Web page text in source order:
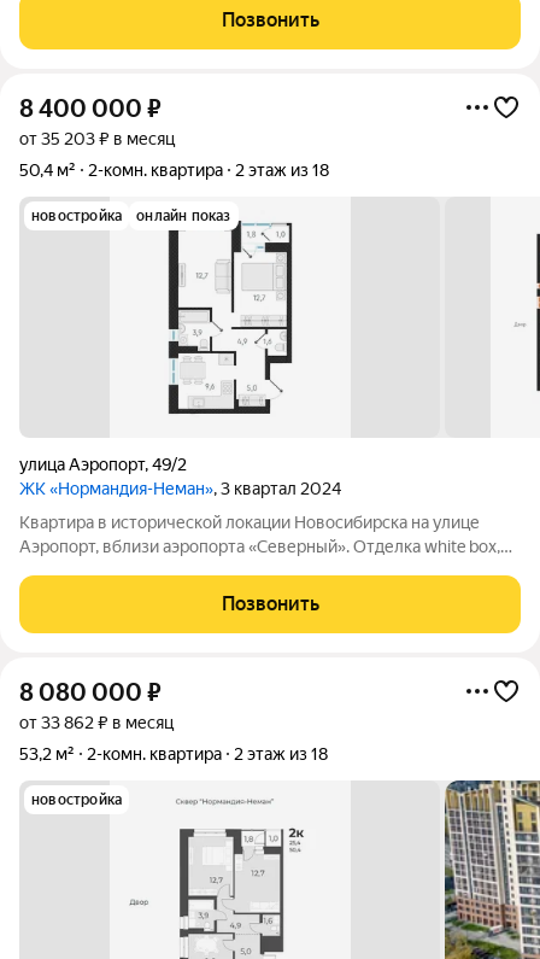
примыкающей к «Нормандии Неман», будет построеноПозвонить
8 400 000 ₽
от 35 203 ₽ в месяц
50,4 м²
2-комн. квартира 2 этаж из 18
новостройка онлайн показ
улица Аэропорт,49/2
ЖК «Нормандия-Неман», 3 квартал 2024
Квартира в исторической локации Новосибирска на улице
Аэропорт, вблизи аэропорта «Северный». Отделка white box,
примыкающей к «Нормандии Неман», будет построеноПозвонить
8 080 000 ₽
от 33 862 ₽ в месяц
53,2 м²
2-комн. квартира 2 этаж из 18
новостройка